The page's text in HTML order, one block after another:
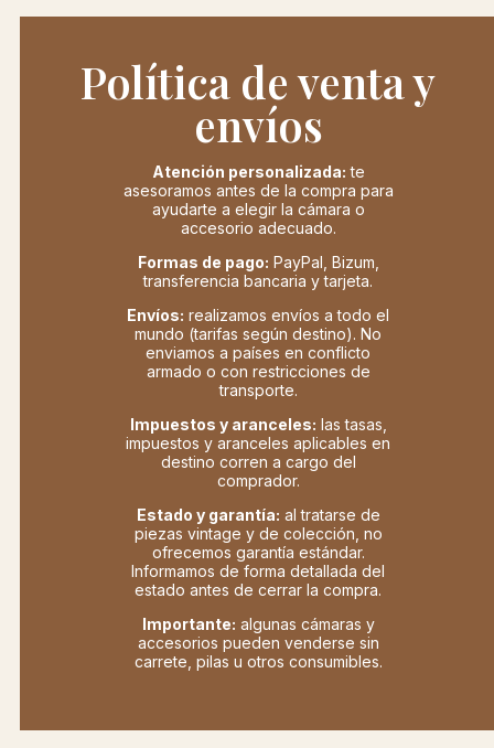
Política de venta y
envíos
Atención personalizada: te
asesoramos antes de la compra para
ayudarte a elegir la cámara o
accesorio adecuado.
Formas de pago: PayPal, Bizum,
transferencia bancaria y tarjeta.
Envíos: realizamos envíos a todo el
mundo (tarifas según destino). No
enviamos a países en conflicto
armado o con restricciones de
transporte.
Impuestos y aranceles: las tasas,
impuestos y aranceles aplicables en
destino corren a cargo del
comprador.
Estado y garantía: al tratarse de
piezas vintage y de colección, no
ofrecemos garantía estándar.
Informamos de forma detallada del
estado antes de cerrar la compra.
Importante: algunas cámaras y
accesorios pueden venderse sin
carrete, pilas u otros consumibles.